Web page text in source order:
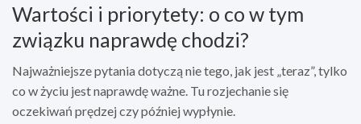
Wartości i priorytety: o co w tym
związku naprawdę chodzi?
Najważniejsze pytania dotyczą nie tego, jak jest „teraz”, tylko
co w życiu jest naprawdę ważne. Tu rozjechanie się
oczekiwań prędzej czy później wypłynie.